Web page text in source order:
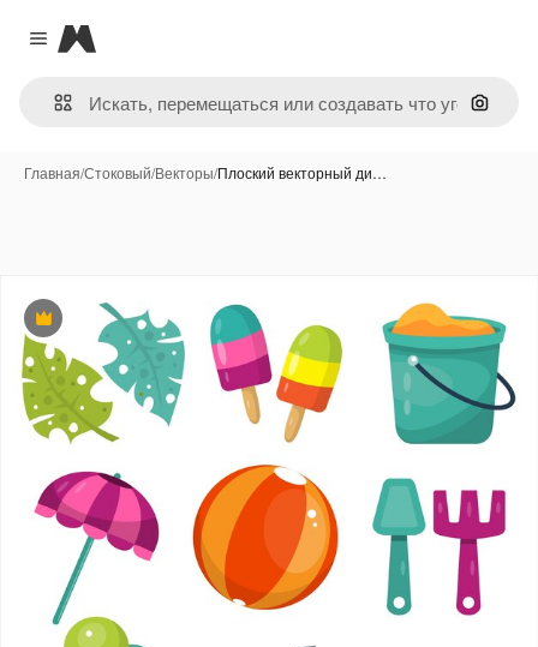
Close menu
Magnific
Поиск
Главная/Стоковый/Векторы/Плоский векторный ди…
Премиум